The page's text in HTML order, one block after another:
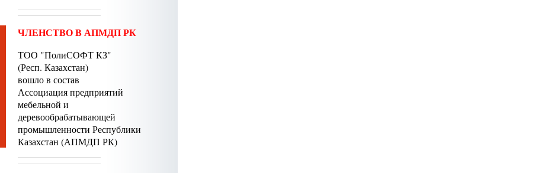
ЧЛЕНСТВО В АПМДП РК
ТОО "ПолиСОФТ КЗ"
(Респ. Казахстан)
вошло в состав
Ассоциация предприятий
мебельной и
деревообрабатывающей
промышленности Республики
Казахстан (АПМДП РК)